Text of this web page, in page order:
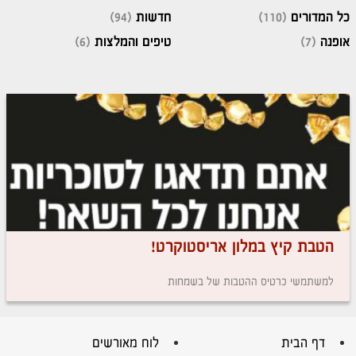
כל המדורים (110)
אופנה (7)
חדשות (94)
טיפים והמלצות (6)
הטבת קיץ במלון אריסטוקרט!
למשתמשי כרטיס ההטבות של בשמחות
דף הבית לוח מאורשים